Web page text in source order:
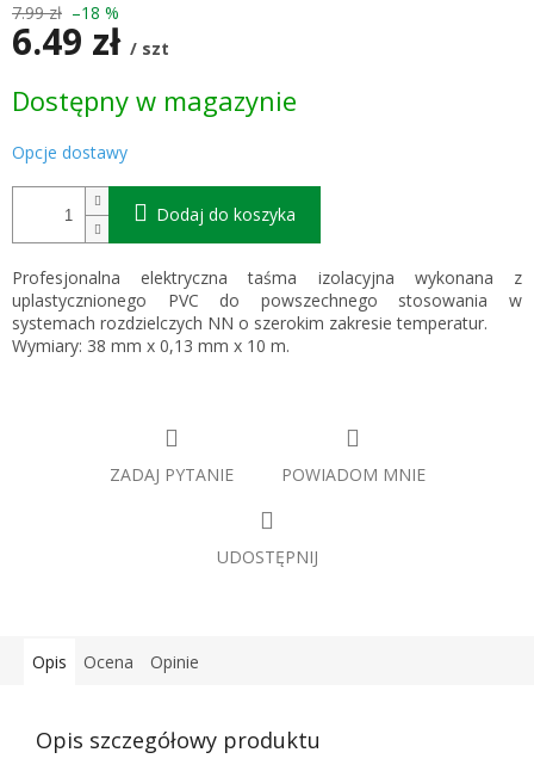
7.99 zł –18 %
6.49 zł / szt
jednostkowa:
Dostępny w magazynie
Opcje dostawy
Dodaj do koszyka
Profesjonalna elektryczna taśma izolacyjna wykonana z
uplastycznionego PVC do powszechnego stosowania w
systemach rozdzielczych NN o szerokim zakresie temperatur.
Wymiary: 38 mm x 0,13 mm x 10 m.
ZADAJ PYTANIE POWIADOM MNIE
UDOSTĘPNIJ
Opis Ocena Opinie
Opis szczegółowy produktu